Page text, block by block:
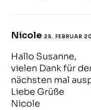
Nicole 25. FEBRUAR
Hallo Susanne,
vielen Dank für
nächsten mal
Liebe Grüße
Nicole